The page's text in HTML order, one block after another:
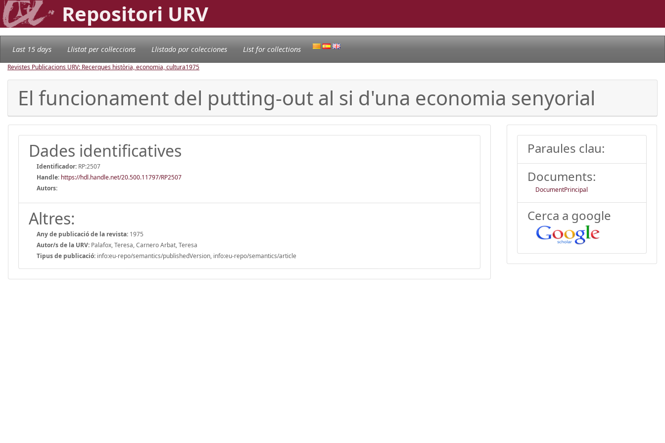
Repositori URV
Last 15 days Llistat per col·leccions Llistado por colecciones List for collections
Revistes Publicacions URV: Recerques història, economia, cultura1975
El funcionament del putting-out al si d'una economia senyorial
Dades identificatives
Identificador: RP:2507
Handle: https://hdl.handle.net/20.500.11797/RP2507
Autors:
Altres:
Any de publicació de la revista: 1975
Autor/s de la URV: Palafox, Teresa, Carnero Arbat, Teresa
Tipus de publicació: info:eu-repo/semantics/publishedVersion, info:eu-repo/semantics/article
Paraules clau:
Documents:
DocumentPrincipal
Cerca a google